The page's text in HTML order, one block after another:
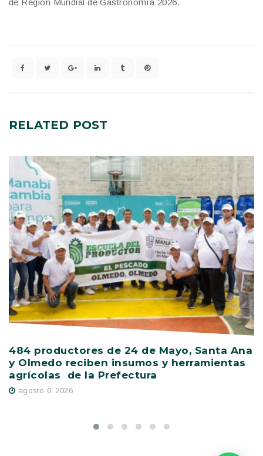
RELATED POST
484 productores de 24 de Mayo, Santa Ana
y Olmedo reciben insumos y herramientas
agrícolas de la Prefectura
agosto 6, 2026